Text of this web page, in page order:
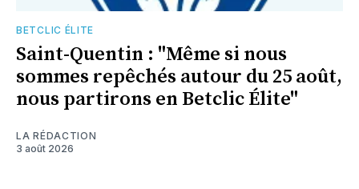
BETCLIC ÉLITE
Saint-Quentin : "Même si nous
sommes repêchés autour du 25 août,
nous partirons en Betclic Élite"
LA RÉDACTION
3 août 2026